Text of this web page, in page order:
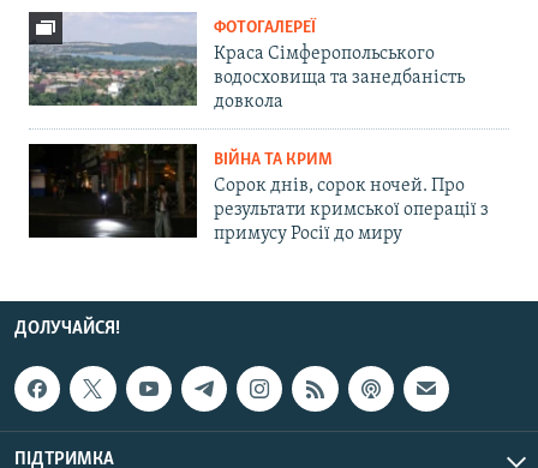
ФОТОГАЛЕРЕЇ
Краса Сімферопольського
водосховища та занедбаність
довкола
ВІЙНА ТА КРИМ
Сорок днів, сорок ночей. Про
результати кримської операції з
примусу Росії до миру
ДОЛУЧАЙСЯ!
ПІДТРИМКА